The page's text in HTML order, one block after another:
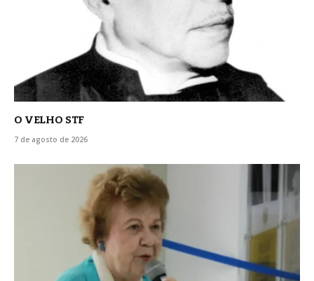
O VELHO STF
7 de agosto de 2026